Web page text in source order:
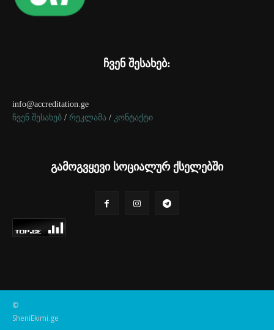
ჩვენ შესახებ:
info@accreditation.ge
ჩვენ შესახებ / რეკლამა / კონტაქტი
გამოგვყევი სოციალურ ქსელებში
©
SheniEkimi.ge